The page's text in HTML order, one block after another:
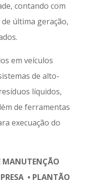
contando com
última geração,
em veículos
de alto-
líquidos,
de ferramentas
execuação do
MANUTENÇÃO
• PLANTÃO